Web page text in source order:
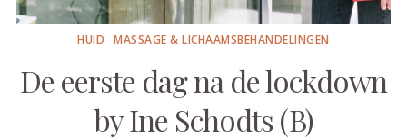
HUID MASSAGE & LICHAAMSBEHANDELINGEN
De eerste dag na de lockdown
by Ine Schodts (B)